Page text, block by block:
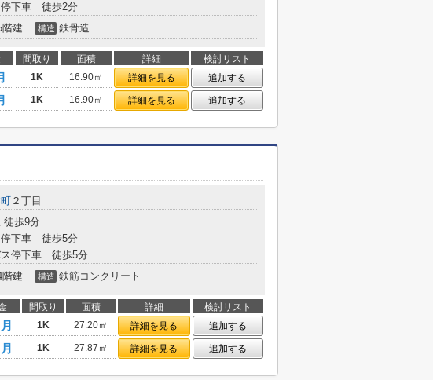
停下車 徒歩2分
階建 構造 鉄骨造
間取り 面積 詳細
検討リスト
1K 16.90㎡ 詳細を見る
追加する
1K 16.90㎡ 詳細を見る 追加する
２丁目
徒歩9分
停下車 徒歩5分
ス停下車 徒歩5分
階建 構造 鉄筋コンクリート
間取り 面積 詳細
検討リスト
1K 27.20㎡ 詳細を見る
追加する
1K 27.87㎡ 詳細を見る 追加する